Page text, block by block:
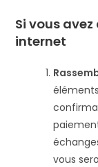
Si vous
internet
vous